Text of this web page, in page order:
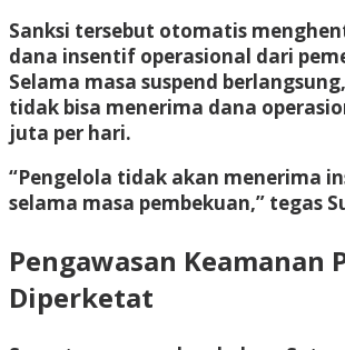
Sanksi tersebut otomatis
dana insentif operasional dari
Selama masa suspend
tidak bisa menerima dana
juta per hari.
“Pengelola tidak akan menerima
selama masa pembekuan,” tegas
Pengawasan Keamanan
Diperketat